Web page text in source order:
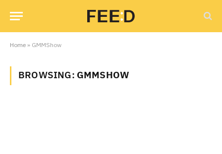
Home» GMMShow
BROWSING:GMMSHOW